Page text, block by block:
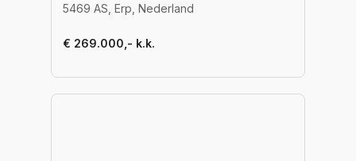
5469 AS, Erp, Nederland
€ 269.000,- k.k.